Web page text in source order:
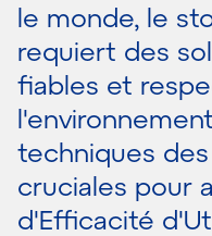
le monde, le
requiert des
fiables et
techniques
cruciales pour
d'Efficacité